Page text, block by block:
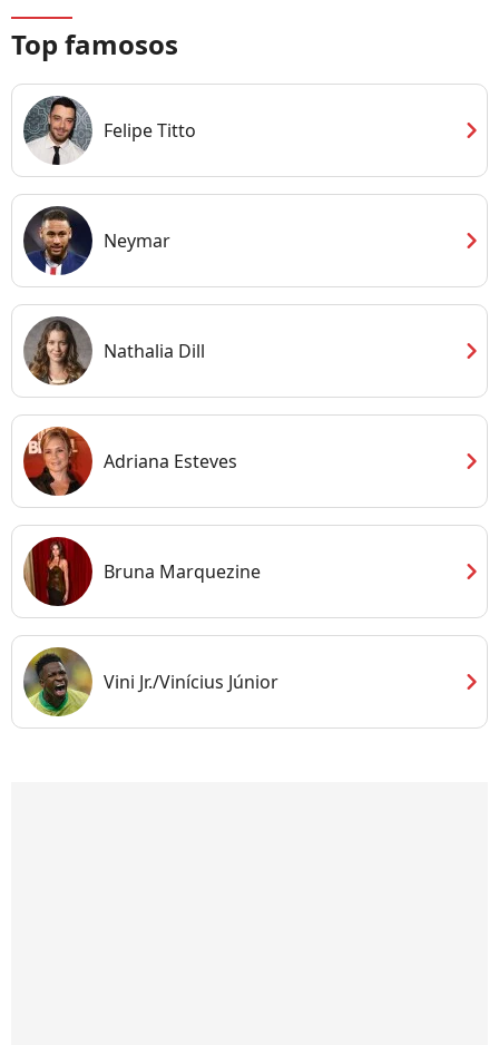
Top famosos
Felipe Titto chevron_right
Neymar chevron_right
Nathalia Dill chevron_right
Adriana Esteves chevron_right
Bruna Marquezine chevron_right
Vini Jr./Vinícius Júnior chevron_right